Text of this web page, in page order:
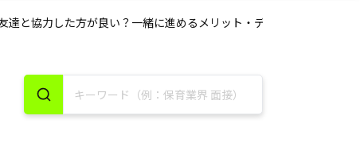
達と協力した方が良い？一緒に進めるメリット・デメリットを紹介